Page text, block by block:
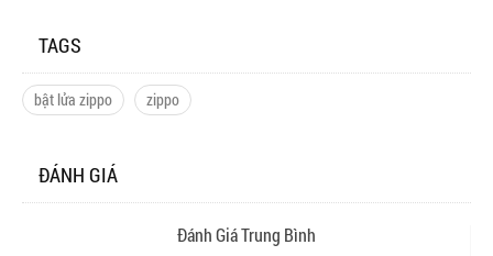
TAGS
bật lửa zippo zippo
ĐÁNH GIÁ
Đánh Giá Trung Bình